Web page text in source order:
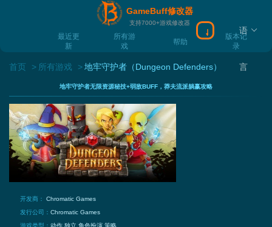
GameBuff修改器
支持7000+游戏修改器
最近更
新
所有游
戏
帮助
版本记
录
下载Gamebuff
语
言
首页 所有游戏 地牢守护者（Dungeon Defenders）
地牢守护者无限资源秘技+弱敌BUFF，莽夫流派躺赢攻略
开发商： Chromatic Games
发行公司： Chromatic Games